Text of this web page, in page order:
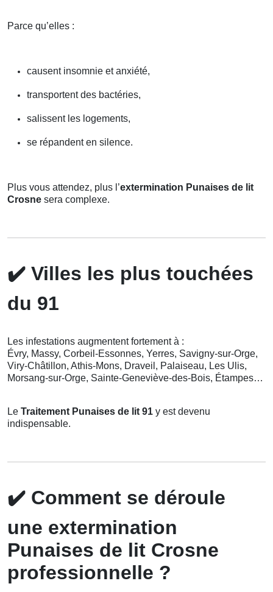
Parce qu’elles :
causent insomnie et anxiété,
transportent des bactéries,
salissent les logements,
se répandent en silence.
Plus vous attendez, plus l’extermination Punaises de lit
Crosne sera complexe.
✔️ Villes les plus touchées
du 91
Les infestations augmentent fortement à :
Évry, Massy, Corbeil-Essonnes, Yerres, Savigny-sur-Orge,
Viry-Châtillon, Athis-Mons, Draveil, Palaiseau, Les Ulis,
Morsang-sur-Orge, Sainte-Geneviève-des-Bois, Étampes…
Le Traitement Punaises de lit 91 y est devenu
indispensable.
✔️ Comment se déroule
une extermination
Punaises de lit Crosne
professionnelle ?